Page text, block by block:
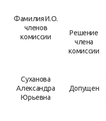
Фамилия И.О.
членов
комиссии
Решение
члена
комиссии
Суханова
Александра
Юрьевна
Допущен